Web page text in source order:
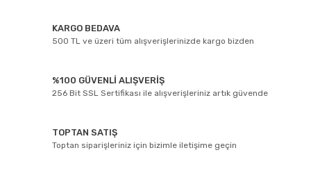
KARGO BEDAVA
500 TL ve üzeri tüm alışverişlerinizde kargo bizden
%100 GÜVENLİ ALIŞVERİŞ
256 Bit SSL Sertifikası ile alışverişleriniz artık güvende
TOPTAN SATIŞ
Toptan siparişleriniz için bizimle iletişime geçin